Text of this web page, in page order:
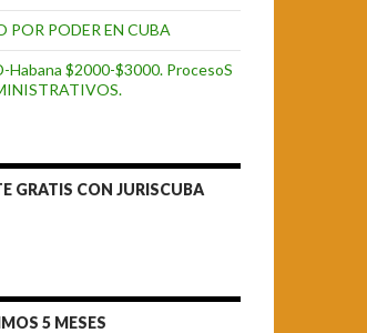
PODER EN CUBA
Habana $2000-$3000. ProcesoS
GRATIS CON JURISCUBA
5 MESES